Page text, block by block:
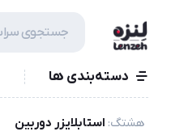
دسته‌بندی ها
هشتگ: استابلایزر دوربین